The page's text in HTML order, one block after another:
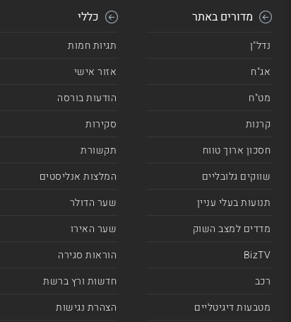
מדורים באתר
נדל"ן
אג"ח
מט"ח
קרנות
חסכון ארוך טווח
שווקים גלובליים
תנועות בעלי עניין
מדדים למצב השוק
BizTV
רכב
מטבעות דיגיטליים
כללי
תגיות חמות
אזור אישי
הודעות בורסה
סקירות
תקשורת
המלצות אנליסטים
שער הדולר
שער האירו
הוראות סגירה
חדשות ורץ ברשת
הצהרת נגישות